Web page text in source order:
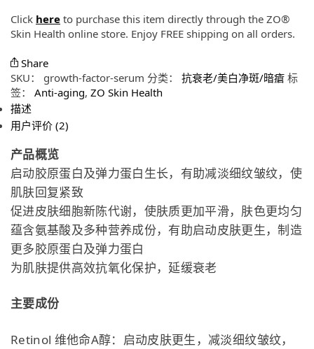
Click here to purchase this item directly through the ZO®
Skin Health online store. Enjoy FREE shipping on all orders.
Share
SKU： growth-factor-serum 分类： 抗衰老/美白净斑/暗瘡 标
签： Anti-aging, ZO Skin Health
描述
用户评价 (2)
产品概览
启动胶原蛋白及弹力蛋白生长，有助减淡细纹皱纹，使
肌肤回复紧致
促进皮肤细胞新陈代谢，使肤质更加平滑，肤色更均匀
蕴含氨基酸及多种营养成份，有助启动皮肤更生，制造
更多胶原蛋白及弹力蛋白
为肌肤提供高效抗氧化保护，延缓衰老
主要成份
Retinol 维他命A醇：启动皮肤更生，减淡细纹皱纹，